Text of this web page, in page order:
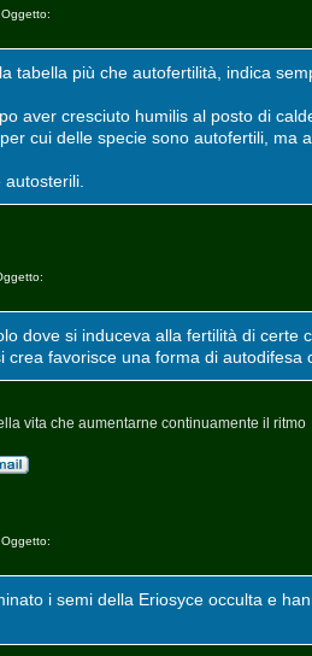
tabella più che autofertilità, indica
aver cresciuto humilis al posto di
cui delle specie sono autofertili, ma
dove si induceva alla fertilità di
crea favorisce una forma di autodifesa
vita che aumentarne continuamente il ritmo
i semi della Eriosyce occulta e